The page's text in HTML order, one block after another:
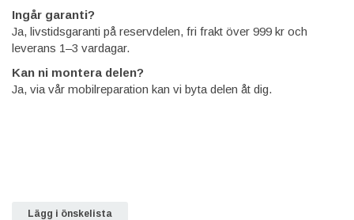
Ingår garanti?
Ja, livstidsgaranti på reservdelen, fri frakt över 999 kr och
leverans 1–3 vardagar.
Kan ni montera delen?
Ja, via vår mobilreparation kan vi byta delen åt dig.
Lägg i önskelista